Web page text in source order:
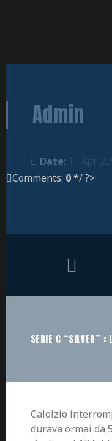
Admin
Date: 11 Apr
Comments: 0*/ ?>
SERIE C “SILVER” :
Calolzio
durava ormai da